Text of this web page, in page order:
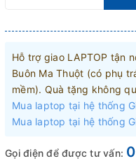
Hỗ trợ giao LAPTOP tận
Buôn Ma Thuột (có phụ
mềm). Quà tặng không
Mua laptop tại hệ thống
Mua laptop tại hệ thống
Gọi điện để được tư vấn: